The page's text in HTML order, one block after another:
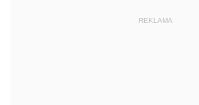
REKLAMA